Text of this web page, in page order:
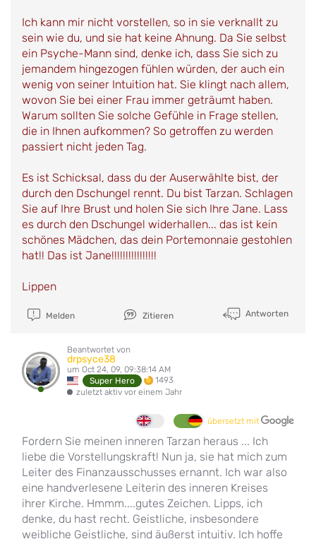
Ich kann mir nicht vorstellen, so in sie verknallt zu
sein wie du, und sie hat keine Ahnung. Da Sie selbst
ein Psyche-Mann sind, denke ich, dass Sie sich zu
jemandem hingezogen fühlen würden, der auch ein
wenig von seiner Intuition hat. Sie klingt nach allem,
wovon Sie bei einer Frau immer geträumt haben.
Warum sollten Sie solche Gefühle in Frage stellen,
die in Ihnen aufkommen? So getroffen zu werden
passiert nicht jeden Tag.
Es ist Schicksal, dass du der Auserwählte bist, der
durch den Dschungel rennt. Du bist Tarzan. Schlagen
Sie auf Ihre Brust und holen Sie sich Ihre Jane. Lass
es durch den Dschungel widerhallen... das ist kein
schönes Mädchen, das dein Portemonnaie gestohlen
hat!! Das ist Jane!!!!!!!!!!!!!!!!
Lippen
Melden Zitieren Antworten
Beantwortet von
drpsyce38
um Oct 24, 09, 09:38:14 AM
Super Hero
1493
zuletzt aktiv vor einem Jahr
übersetzt mit
Fordern Sie meinen inneren Tarzan heraus ... Ich
liebe die Vorstellungskraft! Nun ja, sie hat mich zum
Leiter des Finanzausschusses ernannt. Ich war also
eine handverlesene Leiterin des inneren Kreises
ihrer Kirche. Hmmm....gutes Zeichen. Lipps, ich
denke, du hast recht. Geistliche, insbesondere
weibliche Geistliche, sind äußerst intuitiv. Ich hoffe